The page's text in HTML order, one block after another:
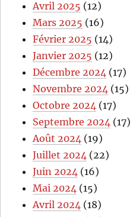
Avril 2025 (12)
Mars 2025 (16)
Février 2025 (14)
Janvier 2025 (12)
Décembre 2024 (17)
Novembre 2024 (15)
Octobre 2024 (17)
Septembre 2024 (17)
Août 2024 (19)
Juillet 2024 (22)
Juin 2024 (16)
Mai 2024 (15)
Avril 2024 (18)